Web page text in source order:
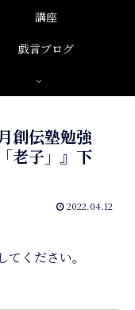
講座
戯言ブログ
創伝塾勉強
老子」』下
2022.04.12
ください。